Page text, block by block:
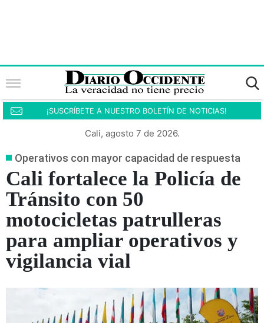
¡SUSCRÍBETE A NUESTRO BOLETÍN DE NOTICIAS!
Cali, agosto 7 de 2026.
Operativos con mayor capacidad de respuesta
Cali fortalece la Policía de
Tránsito con 50
motocicletas patrulleras
para ampliar operativos y
vigilancia vial